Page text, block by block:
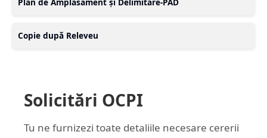
Copie după Releveu
Solicitări OCPI
Tu ne furnizezi toate detaliile necesare cererii